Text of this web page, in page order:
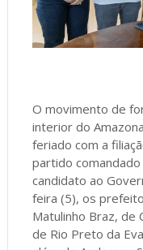
O movimento de
interior do
feriado com a
partido
candidato ao
feira (5), os
Matulinho Braz, de
de Rio Preto da